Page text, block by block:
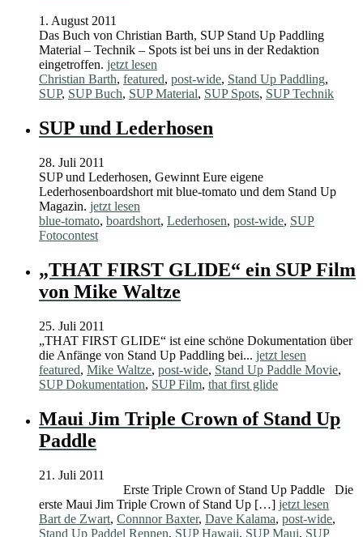
1. August 2011
Das Buch von Christian Barth, SUP Stand Up Paddling
Material – Technik – Spots ist bei uns in der Redaktion
eingetroffen. jetzt lesen
Christian Barth, featured, post-wide, Stand Up Paddling,
SUP, SUP Buch, SUP Material, SUP Spots, SUP Technik
SUP und Lederhosen
28. Juli 2011
SUP und Lederhosen, Gewinnt Eure eigene
Lederhosenboardshort mit blue-tomato und dem Stand Up
Magazin. jetzt lesen
blue-tomato, boardshort, Lederhosen, post-wide, SUP
Fotocontest
„THAT FIRST GLIDE“ ein SUP Film
von Mike Waltze
25. Juli 2011
„THAT FIRST GLIDE“ ist eine schöne Dokumentation über
die Anfänge von Stand Up Paddling bei... jetzt lesen
featured, Mike Waltze, post-wide, Stand Up Paddle Movie,
SUP Dokumentation, SUP Film, that first glide
Maui Jim Triple Crown of Stand Up
Paddle
21. Juli 2011
Erste Triple Crown of Stand Up Paddle Die
erste Maui Jim Triple Crown of Stand Up […] jetzt lesen
Bart de Zwart, Connnor Baxter, Dave Kalama, post-wide,
Stand Up Paddel Rennen, SUP Hawaii, SUP Maui, SUP